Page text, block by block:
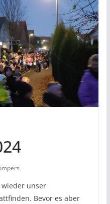
wieder unser
Bevor es aber